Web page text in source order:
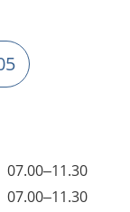
07.00–11.30
07.00–11.30